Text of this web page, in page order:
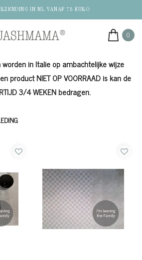
IN NL VANAF 75 EURO
0
in Italie op ambachtelijke wijze
product NIET OP VOORRAAD is kan de
3/4 WEKEN bedragen.